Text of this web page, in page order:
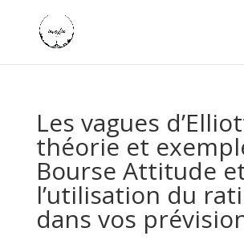
Les vagues
théorie et
Bourse Attitude
l’utilisation du
dans vos